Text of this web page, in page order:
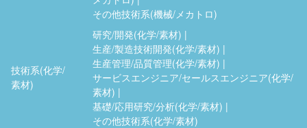
その他技術系(機械/メカトロ)
技術系(化学/
素材)
研究/開発(化学/素材)
生産/製造技術開発(化学/素材)
生産管理/品質管理(化学/素材)
サービスエンジニア/セールスエンジニア(化学/
素材)
基礎/応用研究/分析(化学/素材)
その他技術系(化学/素材)